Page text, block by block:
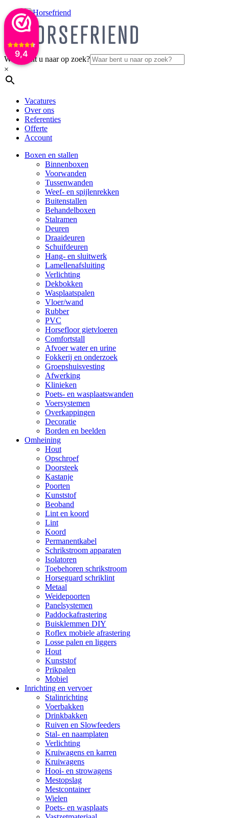
9,4
Waar bent u naar op zoek?
×
Vacatures
Over ons
Referenties
Offerte
Account
Boxen en stallen
Binnenboxen
Voorwanden
Tussenwanden
Weef- en spijlenrekken
Buitenstallen
Behandelboxen
Stalramen
Deuren
Draaideuren
Schuifdeuren
Hang- en sluitwerk
Lamellenafsluiting
Verlichting
Dekbokken
Wasplaatspalen
Vloer/wand
Rubber
PVC
Horsefloor gietvloeren
Comfortstall
Afvoer water en urine
Fokkerij en onderzoek
Groepshuisvesting
Afwerking
Klinieken
Poets- en wasplaatswanden
Voersystemen
Overkappingen
Decoratie
Borden en beelden
Omheining
Hout
Opschroef
Doorsteek
Kastanje
Poorten
Kunststof
Beoband
Lint en koord
Lint
Koord
Permanentkabel
Schrikstroom apparaten
Isolatoren
Toebehoren schrikstroom
Horseguard schriklint
Metaal
Weidepoorten
Panelsystemen
Paddockafrastering
Buisklemmen DIY
Roflex mobiele afrastering
Losse palen en liggers
Hout
Kunststof
Prikpalen
Mobiel
Inrichting en vervoer
Stalinrichting
Voerbakken
Drinkbakken
Ruiven en Slowfeeders
Stal- en naamplaten
Verlichting
Kruiwagens en karren
Kruiwagens
Hooi- en strowagens
Mestopslag
Mestcontainer
Wielen
Poets- en wasplaats